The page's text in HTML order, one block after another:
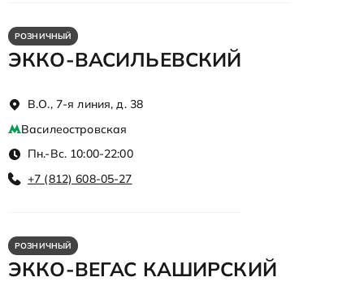
РОЗНИЧНЫЙ
ЭККО-ВАСИЛЬЕВСКИЙ
В.О., 7-я линия, д. 38
Василеостровская
Пн.-Вс. 10:00-22:00
+7 (812) 608-05-27
РОЗНИЧНЫЙ
ЭККО-ВЕГАС КАШИРСКИЙ